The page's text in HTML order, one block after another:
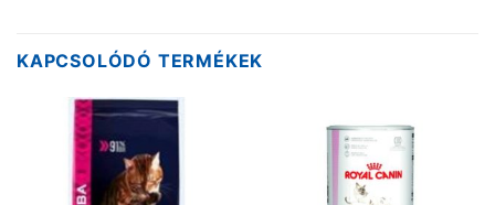
KAPCSOLÓDÓ TERMÉKEK